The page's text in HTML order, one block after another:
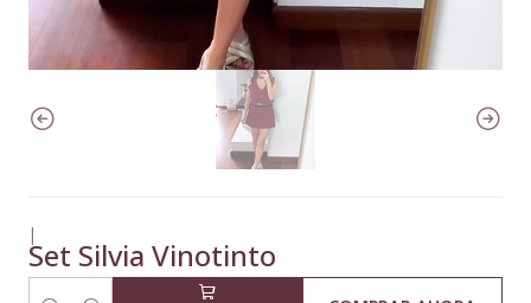
|
Set Silvia Vinotinto